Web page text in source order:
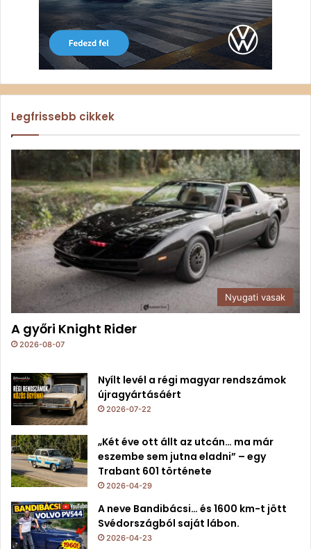
Legfrissebb cikkek
Nyugati vasak
A győri Knight Rider
2026-08-07
Nyílt levél a régi magyar rendszámok
újragyártásáért
2026-07-22
„Két éve ott állt az utcán… ma már
eszembe sem jutna eladni” – egy
Trabant 601 története
2026-04-29
A neve Bandibácsi… és 1600 km-t jött
Svédországból saját lábon.
2026-04-23